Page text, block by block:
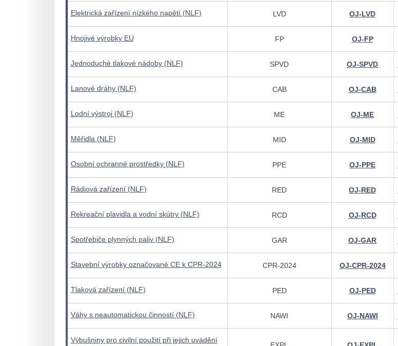
Elektrická zařízení nízkého napětí (NLF) LVD OJ-LVD
Hnojivé výrobky EU FP OJ-FP
Jednoduché tlakové nádoby (NLF) SPVD OJ-SPVD
Lanové dráhy (NLF) CAB OJ-CAB
Lodní výstroj (NLF) ME OJ-ME
Měřidla (NLF) MID OJ-MID
Osobní ochranné prostředky (NLF) PPE OJ-PPE
Rádiová zařízení (NLF) RED OJ-RED
Rekreační plavidla a vodní skútry (NLF) RCD OJ-RCD
Spotřebiče plynných paliv (NLF) GAR OJ-GAR
Stavební výrobky označované CE k CPR-2024 CPR-2024 OJ-CPR-2024
Tlaková zařízení (NLF) PED OJ-PED
Váhy s neautomatickou činností (NLF) NAWI OJ-NAWI
Výbušniny pro civilní použití při jejich uvádění